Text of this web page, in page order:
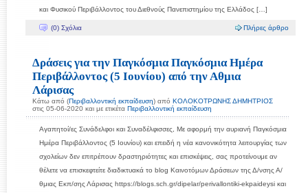
και Φυσικού Περιβάλλοντος του Διεθνούς Πανεπιστημίου της Ελλάδος […]
(0) Σχόλια Πλήρες άρθρο
Δράσεις για την Παγκόσμια Παγκόσμια Ημέρα
Περιβάλλοντος (5 Ιουνίου) από την Αθμια
Λάρισας
Κάτω από (Περιβαλλοντική εκπαίδευση) από ΚΟΛΟΚΟΤΡΩΝΗΣ ΔΗΜΗΤΡΙΟΣ
στις 05-06-2020 και με ετικέτα Περιβαλλοντική εκπαίδευση
Αγαπητοί/ες Συνάδελφοι και Συναδέλφισσες, Με αφορμή την αυριανή Παγκόσμια
Ημέρα Περιβάλλοντος (5 Ιουνίου) και επειδή η νέα κανονικότητα λειτουργίας των
σχολείων δεν επιτρέπουν δραστηριότητες και επισκέψεις, σας προτείνουμε αν
θέλετε να επισκεφτείτε διαδικτυακά το blog Καινοτόμων Δράσεων της Δ/νσης Α/
θμιας Εκπ/σης Λάρισας https://blogs.sch.gr/dipelar/perivallontiki-ekpaideysi και